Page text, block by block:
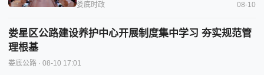
娄底时政 08-10
娄星区公路建设养护中心开展制度集中学习 夯实规范管
理根基
娄底公路 · 08-10 17:01